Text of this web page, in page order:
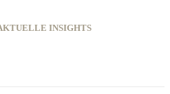
INSIGHTS